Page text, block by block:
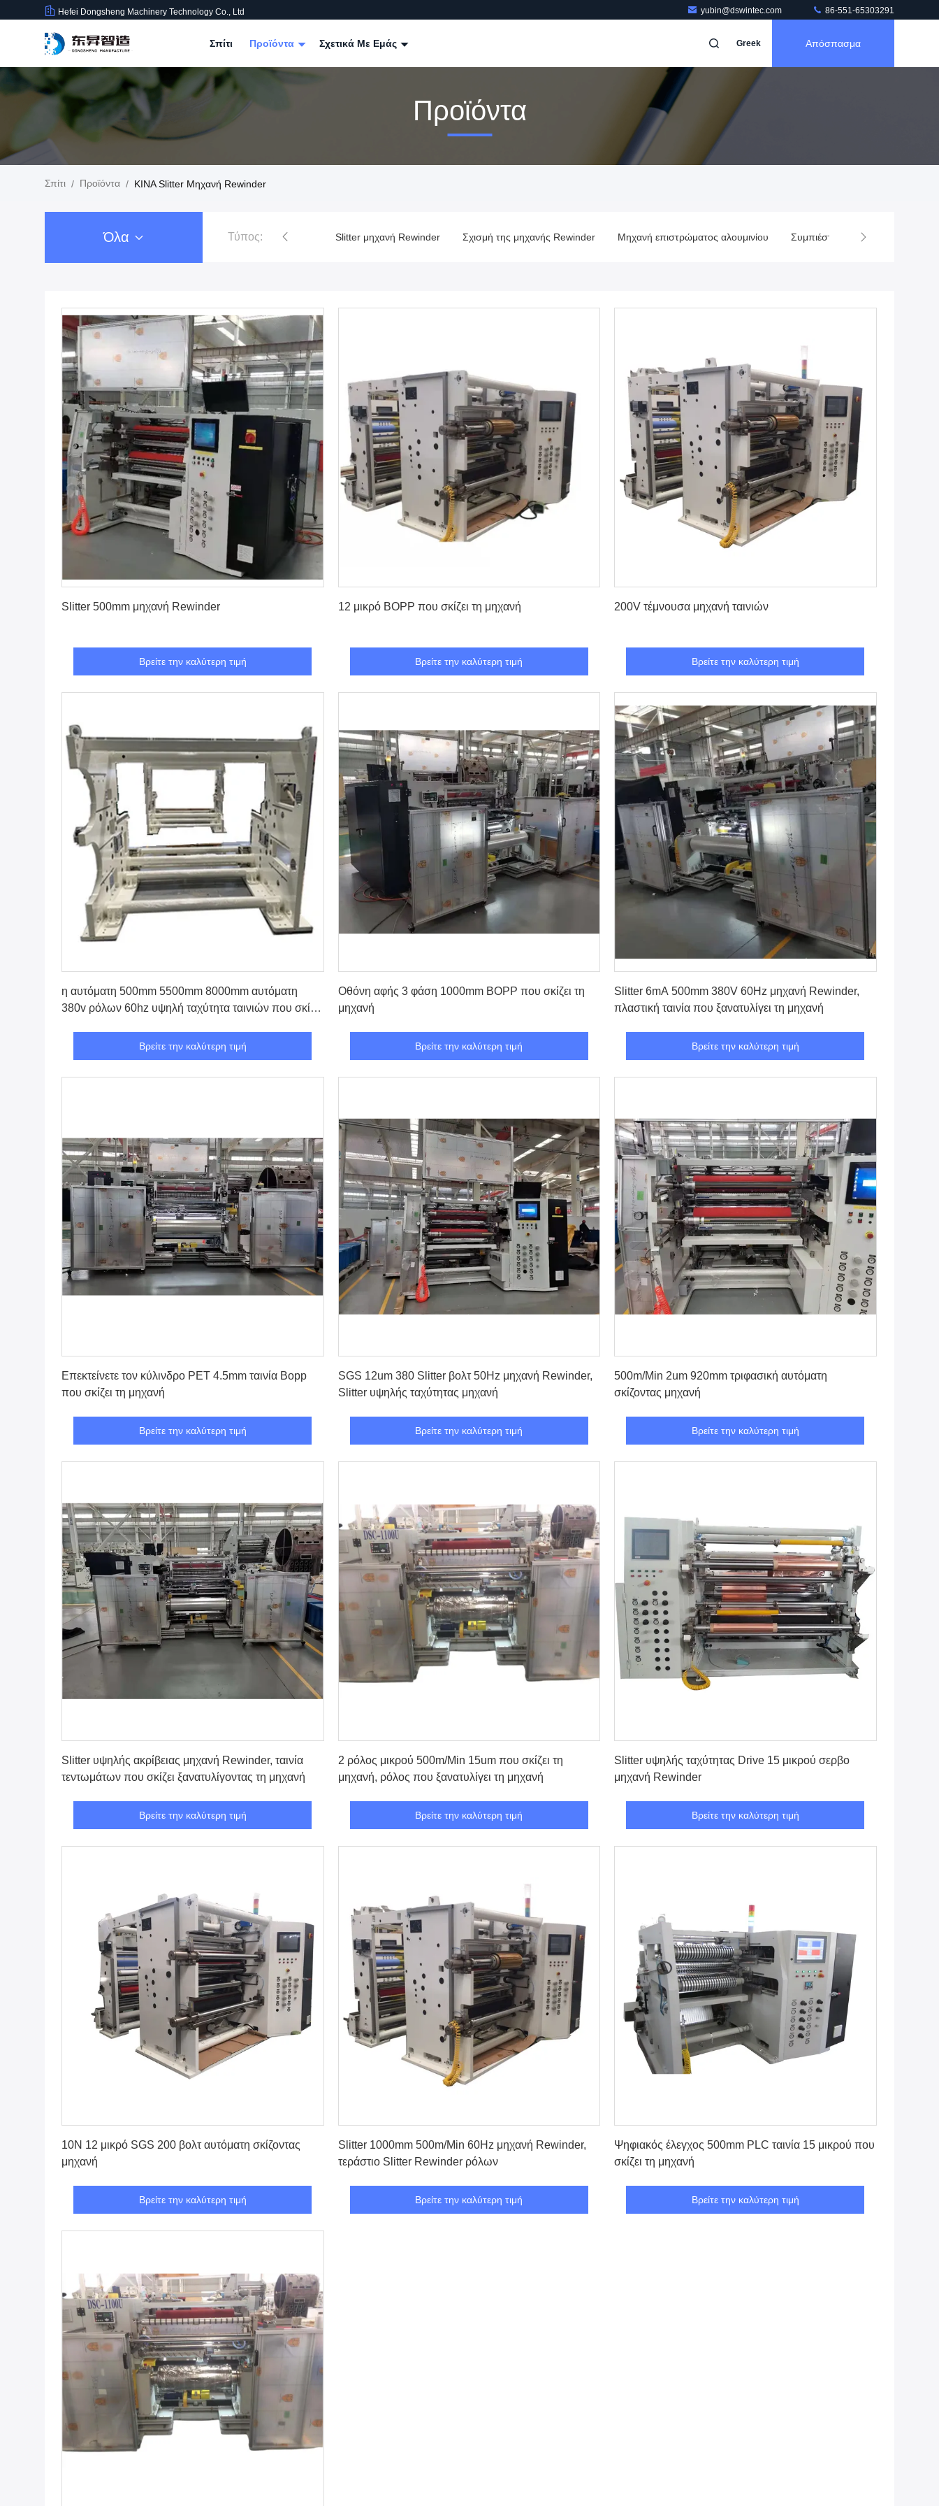
Hefei Dongsheng Machinery Technology Co., Ltd yubin@dswintec.com 86-551-65303291
Σπίτι Προϊόντα Σχετικά Με Εμάς Greek Απόσπασμα
Προϊόντα
Σπίτι / Προϊόντα / ΚΙΝΑ Slitter Μηχανή Rewinder
Όλα Τύπος:
Μηχανή Rewinder ταινιών Slitter μηχανή Rewinder Σχισμή της μηχανής Rewinder Μηχανή επιστρώματος αλουμινίου Συμπιέστης Μεταλλουργός κενού
Slitter 500mm μηχανή Rewinder
Βρείτε την καλύτερη τιμή
12 μικρό BOPP που σκίζει τη μηχανή
Βρείτε την καλύτερη τιμή
200V τέμνουσα μηχανή ταινιών
Βρείτε την καλύτερη τιμή
η αυτόματη 500mm 5500mm 8000mm αυτόματη
380v ρόλων 60hz υψηλή ταχύτητα ταινιών που σκίζει
Βρείτε την καλύτερη τιμή
Οθόνη αφής 3 φάση 1000mm BOPP που σκίζει τη
μηχανή
Βρείτε την καλύτερη τιμή
Slitter 6mA 500mm 380V 60Hz μηχανή Rewinder,
πλαστική ταινία που ξανατυλίγει τη μηχανή
Βρείτε την καλύτερη τιμή
Επεκτείνετε τον κύλινδρο PET 4.5mm ταινία Bopp
που σκίζει τη μηχανή
Βρείτε την καλύτερη τιμή
SGS 12um 380 Slitter βολτ 50Hz μηχανή Rewinder,
Slitter υψηλής ταχύτητας μηχανή
Βρείτε την καλύτερη τιμή
500m/Min 2um 920mm τριφασική αυτόματη
σκίζοντας μηχανή
Βρείτε την καλύτερη τιμή
Slitter υψηλής ακρίβειας μηχανή Rewinder, ταινία
τεντωμάτων που σκίζει ξανατυλίγοντας τη μηχανή
Βρείτε την καλύτερη τιμή
2 ρόλος μικρού 500m/Min 15um που σκίζει τη
μηχανή, ρόλος που ξανατυλίγει τη μηχανή
Βρείτε την καλύτερη τιμή
Slitter υψηλής ταχύτητας Drive 15 μικρού σερβο
μηχανή Rewinder
Βρείτε την καλύτερη τιμή
10N 12 μικρό SGS 200 βολτ αυτόματη σκίζοντας
μηχανή
Βρείτε την καλύτερη τιμή
Slitter 1000mm 500m/Min 60Hz μηχανή Rewinder,
τεράστιο Slitter Rewinder ρόλων
Βρείτε την καλύτερη τιμή
Ψηφιακός έλεγχος 500mm PLC ταινία 15 μικρού που
σκίζει τη μηχανή
Βρείτε την καλύτερη τιμή